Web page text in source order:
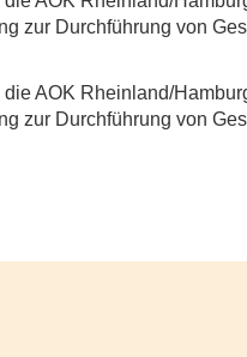
zur Durchführung von
AOK Rheinland/
zur Durchführung von